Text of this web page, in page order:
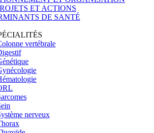
ET ACTIONS
DE SANTÉ
vertébrale
nerveux